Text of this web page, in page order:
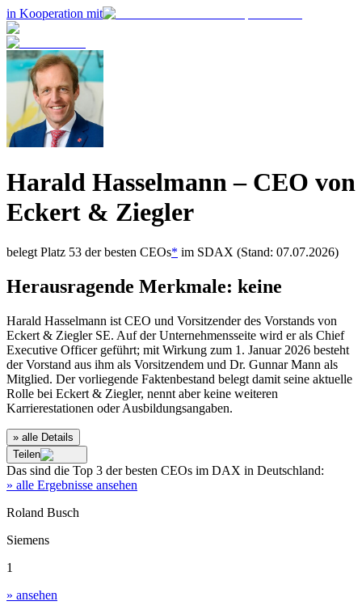
in Kooperation mit
Harald Hasselmann– CEO von
Eckert & Ziegler
belegt Platz 53 der besten CEOs* im SDAX (Stand: 07.07.2026)
Herausragende Merkmale: keine
Harald Hasselmann ist CEO und Vorsitzender des Vorstands von
Eckert & Ziegler SE. Auf der Unternehmensseite wird er als Chief
Executive Officer geführt; mit Wirkung zum 1. Januar 2026 besteht
der Vorstand aus ihm als Vorsitzendem und Dr. Gunnar Mann als
Mitglied. Der vorliegende Faktenbestand belegt damit seine aktuelle
Rolle bei Eckert & Ziegler, nennt aber keine weiteren
Karrierestationen oder Ausbildungsangaben.
» alle Details
Teilen
Das sind die Top 3 der besten CEOs im DAX in Deutschland:
» alle Ergebnisse ansehen
Roland Busch
Siemens
1
» ansehen